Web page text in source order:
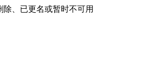
、已更名或暂时不可用